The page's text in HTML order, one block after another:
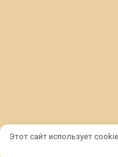
Этот сайт использует